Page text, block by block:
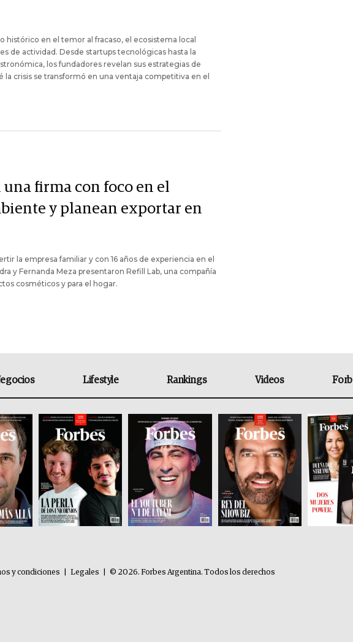
histórico en el temor al fracaso, el ecosistema local
de actividad. Desde startups tecnológicas hasta la
los fundadores revelan sus estrategias de
la crisis se transformó en una ventaja competitiva en el
firma con foco en el
y planean exportar en
la empresa familiar y con 16 años de experiencia en el
y Fernanda Meza presentaron Refill Lab, una compañía
cosméticos y para el hogar.
Lifestyle Rankings Videos
y condiciones Legales
© 2026. Forbes Argentina. Todos los derechos